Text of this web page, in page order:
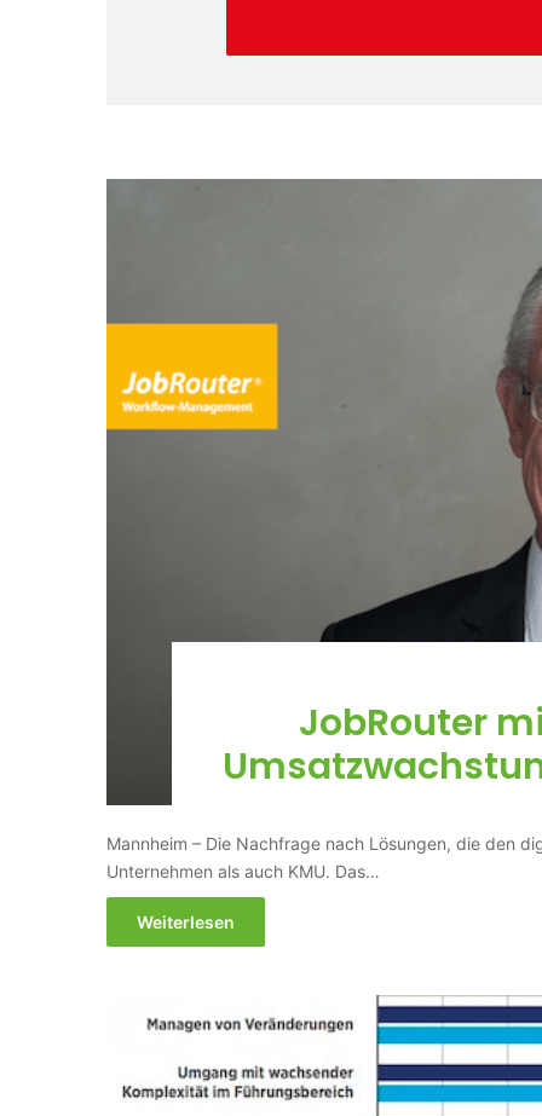
JobRouter
Mannheim – Die Nachfrage nach Lösungen, die den
Unternehmen als auch KMU. Das…
Weiterlesen